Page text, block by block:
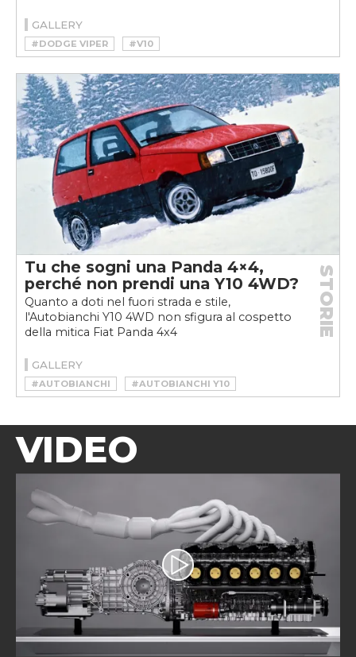
GALLERY
#DODGE VIPER #V10
Tu che sogni una Panda 4×4,
perché non prendi una Y10 4WD?
Quanto a doti nel fuori strada e stile,
l'Autobianchi Y10 4WD non sfigura al cospetto
della mitica Fiat Panda 4x4
STORIE
GALLERY
#AUTOBIANCHI
#AUTOBIANCHI Y10
#AUTOBIANCHI Y10 4WD
VIDEO